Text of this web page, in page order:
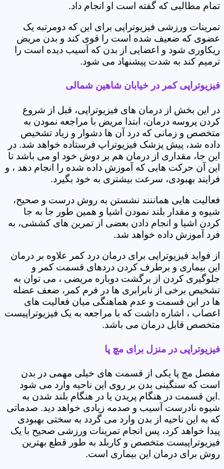
تمام مطالبی که گفته است او انجام داد.
تمرینات ورزشی فیزیوتراپی برای این که دومرتبه یک
عضوی که ضعیف شده است را قوی کند و بدن مریض
ریکاوری شود و اعضایی از بدن که آسیب دیده است را
ترمیم کند به شدت پیشنهاد می شود.
فیزیوتراپی کمر در خیابان شاهین شمالی
در این بخش از درمان های فیزیوتراپی، قبل از شروع
کردن پروسه درمان، ابتدا مریض با مراجعه نمودن به
متخصص و زمانی که درد آن ها دشوار و زیاد تشخیص
داده شد، پیش پزشک فیزیوتراپ فرستاده خواهد شد. در
این جا، مقداری از درمان هم بر دوش خود او می باشد تا
این آن حرکت هایی که آموزش داده شده را انجام دهد ، و
فرایند بهبودی، سرعت بیشتری به خود بگیرد.
فعالیت هایی هماننند نشستن به روش درست و صحیح،
شیوه و مقدار بلند نمودن اشیا و همین طور جا به جا
کردن اشیا و انجام دادن بعضی از تمرین های کششی، به
فرد آموزش داده خواهد شد.
از فواید فیزیوتراپی برای درمان درد کمر علاوه بر درمان
این بیماری و برطرف کردن دردهای قسمت کمر و
جلوگیری کردن از برگشت دوباره مریضی ، می توان به
تشخیص برخی از نابرابری ها در فرم کمر، ضعف عضله
ها در این قسمت و عدم هماهنگی میان فعالیت های
اعصاب ، اشاره داشت که با مراجعه به یک فیزیوتراپیست
متخصص قابل درمان می باشد.
فیزیوتراپی در منزل برای مچ پا
مفصل مچ پا یکی از قسمت های خیلی مهمی در بدن
است که سنگینی بدن بر روی این ناحیه وارد می شود
.این قسمت در هنگام پریدن یا در هنگام بلند شدن به
شیوه نادرست آسیب و صدمه زیادی خواهد دید. صدماتی
که به این ناحیه از بدن وارد می گردد به سختی بهبودی
پیدا خواهد کرد، پس انجام تمرینات ورزشی صحیح با یک
فیزیوتراپیست متخصص و کاربلد به طور قطع بهترین
روش برای درمان این بیماری است.